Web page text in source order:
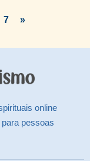
7 »
online
pessoas